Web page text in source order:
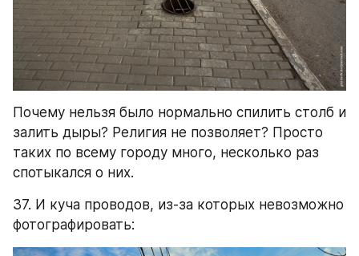
Почему нельзя было нормально спилить столб и
залить дыры? Религия не позволяет? Просто
таких по всему городу много, несколько раз
спотыкался о них.
37. И куча проводов, из-за которых невозможно
фотографировать: